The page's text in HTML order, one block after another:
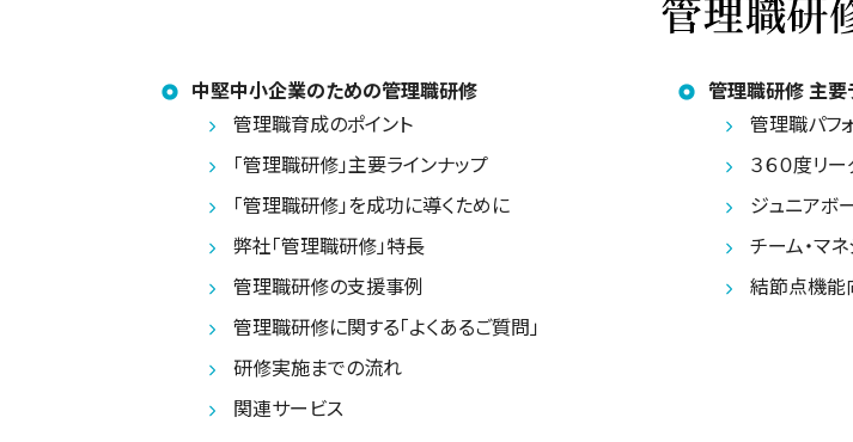
中堅中小企業のための管理職研修
管理職育成のポイント
「管理職研修」主要ラインナップ
「管理職研修」を成功に導くために
弊社「管理職研修」特長
管理職研修の支援事例
管理職研修に関する「よくあるご質問」
研修実施までの流れ
関連サービス
管理職研修 主要
管理職パフ
３６０度リ
ジュニアボ
チーム・マ
結節点機能